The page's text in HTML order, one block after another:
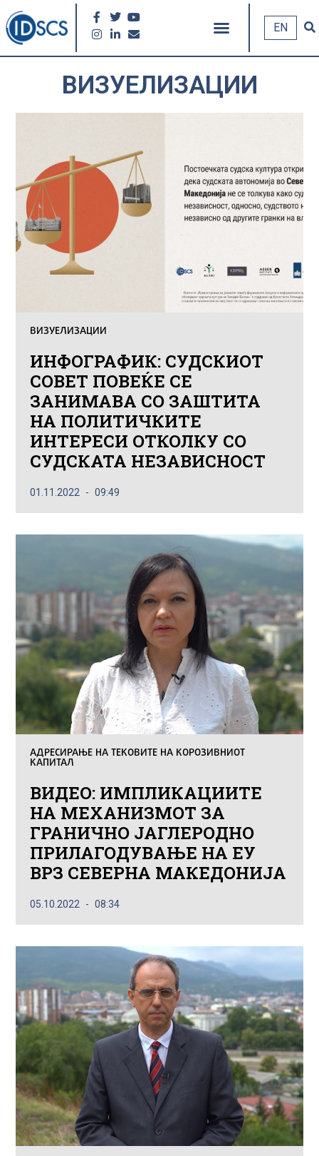
EN
ВИЗУЕЛИЗАЦИИ
ВИЗУЕЛИЗАЦИИ
ИНФОГРАФИК: СУДСКИОТ
СОВЕТ ПОВЕЌЕ СЕ
ЗАНИМАВА СО ЗАШТИТА
НА ПОЛИТИЧКИТЕ
ИНТЕРЕСИ ОТКОЛКУ СО
СУДСКАТА НЕЗАВИСНОСТ
01.11.2022 09:49
АДРЕСИРАЊЕ НА ТЕКОВИТЕ НА КОРОЗИВНИОТ
КАПИТАЛ
ВИДЕО: ИМПЛИКАЦИИТЕ
НА МЕХАНИЗМОТ ЗА
ГРАНИЧНО ЈАГЛЕРОДНО
ПРИЛАГОДУВАЊЕ НА ЕУ
ВРЗ СЕВЕРНА МАКЕДОНИЈА
05.10.2022 08:34